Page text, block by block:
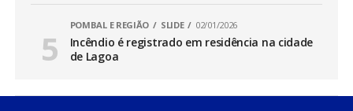
POMBAL E REGIÃO SLIDE 02/01/2026
Incêndio é registrado em residência na cidade
de Lagoa